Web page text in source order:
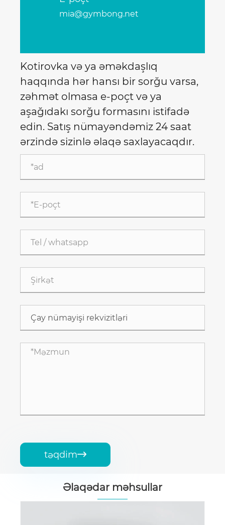
mia@gymbong.net
Kotirovka və ya əməkdaşlıq
haqqında hər hansı bir sorğu varsa,
zəhmət olmasa e-poçt və ya
aşağıdakı sorğu formasını istifadə
edin. Satış nümayəndəmiz 24 saat
ərzində sizinlə əlaqə saxlayacaqdır.
təqdim
Əlaqədar məhsullar